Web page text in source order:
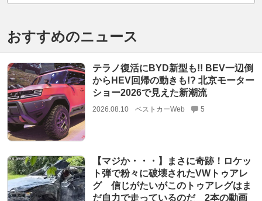
おすすめのニュース
テラノ復活にBYD新型も!! BEV一辺倒
からHEV回帰の動きも!? 北京モーター
ショー2026で見えた新潮流
2026.08.10 ベストカーWeb 5
【マジか・・・】まさに奇跡！ロケッ
ト弾で粉々に破壊されたVWトゥアレ
グ 信じがたいがこのトゥアレグはま
だ自力で走っているのだ 2本の動画